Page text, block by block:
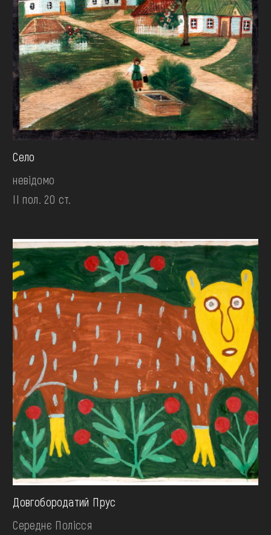
Село
невідомо
II пол. 20 ст.
Довгобородатий Прус
Середнє Полісся